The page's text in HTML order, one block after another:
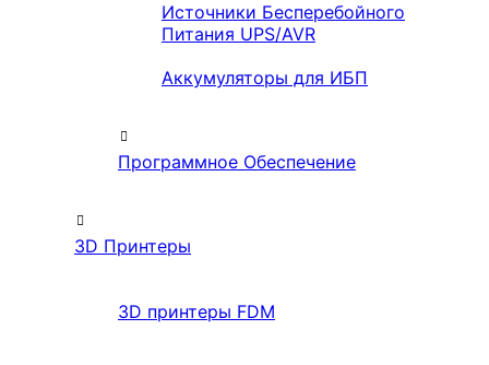
Источники Бесперебойного
Питания UPS/AVR
Аккумуляторы для ИБП
Программное Обеспечение
3D Принтеры
3D принтеры FDM